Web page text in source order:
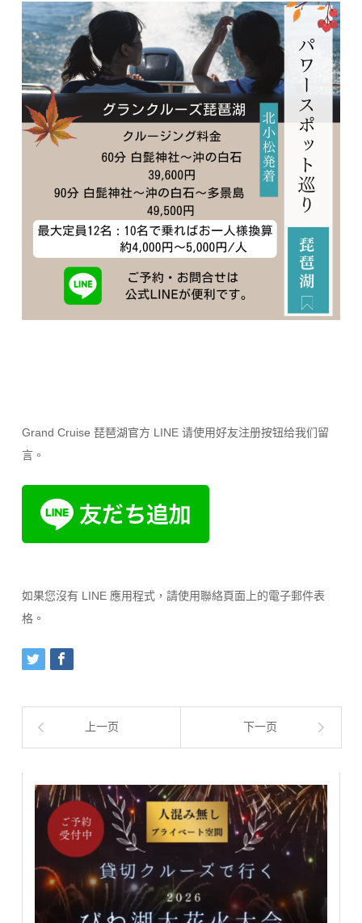
Grand Cruise 琵琶湖官方 LINE 请使用好友注册按钮给我们留
言。
如果您沒有 LINE 應用程式，請使用聯絡頁面上的電子郵件表
格。
上一页 下一页